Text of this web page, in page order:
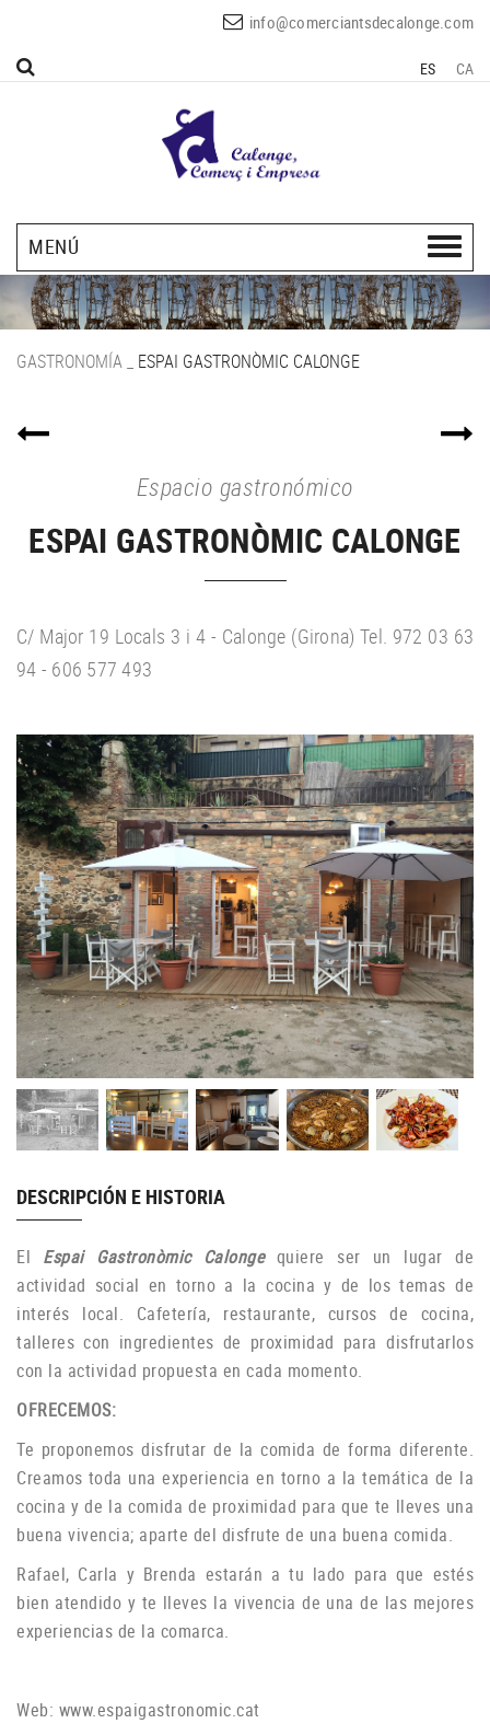
info@comerciantsdecalonge.com
ES CA
MENÚ
GASTRONOMÍA ESPAI GASTRONÒMIC CALONGE
Espacio gastronómico
ESPAI GASTRONÒMIC CALONGE
C/ Major 19 Locals 3 i 4 - Calonge (Girona) Tel. 972 03 63
94 - 606 577 493
DESCRIPCIÓN E HISTORIA
El Espai Gastronòmic Calonge quiere ser un lugar de
actividad social en torno a la cocina y de los temas de
interés local. Cafetería, restaurante, cursos de cocina,
talleres con ingredientes de proximidad para disfrutarlos
con la actividad propuesta en cada momento.
OFRECEMOS:
Te proponemos disfrutar de la comida de forma diferente.
Creamos toda una experiencia en torno a la temática de la
cocina y de la comida de proximidad para que te lleves una
buena vivencia; aparte del disfrute de una buena comida.
Rafael, Carla y Brenda estarán a tu lado para que estés
bien atendido y te lleves la vivencia de una de las mejores
experiencias de la comarca.
Web: www.espaigastronomic.cat